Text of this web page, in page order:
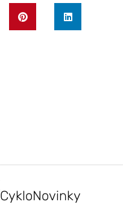
CykloNovinky